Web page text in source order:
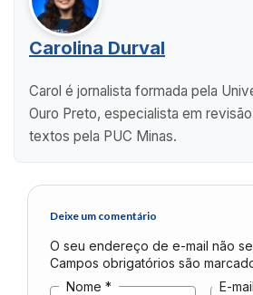
Carolina Durval
Carol é jornalista formada pela
Ouro Preto, especialista em
textos pela PUC Minas.
Deixe um comentário
O seu endereço de e-mail não
Campos obrigatórios são
Nome * E-mail